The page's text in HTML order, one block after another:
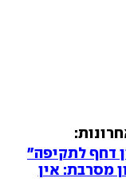
דחף לתקיפה"
מסרבת: אין